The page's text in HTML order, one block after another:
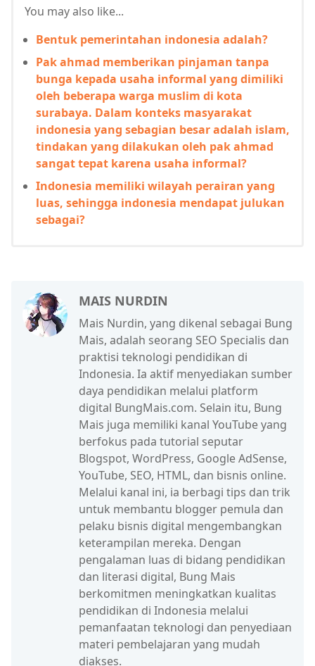
You may also like...
Bentuk pemerintahan indonesia adalah?
Pak ahmad memberikan pinjaman tanpa
bunga kepada usaha informal yang dimiliki
oleh beberapa warga muslim di kota
surabaya. Dalam konteks masyarakat
indonesia yang sebagian besar adalah islam,
tindakan yang dilakukan oleh pak ahmad
sangat tepat karena usaha informal?
Indonesia memiliki wilayah perairan yang
luas, sehingga indonesia mendapat julukan
sebagai?
MAIS NURDIN
Mais Nurdin, yang dikenal sebagai Bung
Mais, adalah seorang SEO Specialis dan
praktisi teknologi pendidikan di
Indonesia. Ia aktif menyediakan sumber
daya pendidikan melalui platform
digital BungMais.com. Selain itu, Bung
Mais juga memiliki kanal YouTube yang
berfokus pada tutorial seputar
Blogspot, WordPress, Google AdSense,
YouTube, SEO, HTML, dan bisnis online.
Melalui kanal ini, ia berbagi tips dan trik
untuk membantu blogger pemula dan
pelaku bisnis digital mengembangkan
keterampilan mereka. Dengan
pengalaman luas di bidang pendidikan
dan literasi digital, Bung Mais
berkomitmen meningkatkan kualitas
pendidikan di Indonesia melalui
pemanfaatan teknologi dan penyediaan
materi pembelajaran yang mudah
diakses.